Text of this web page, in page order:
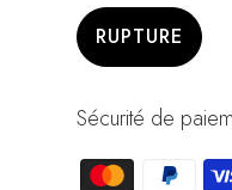
RUPTURE
Sécurité de